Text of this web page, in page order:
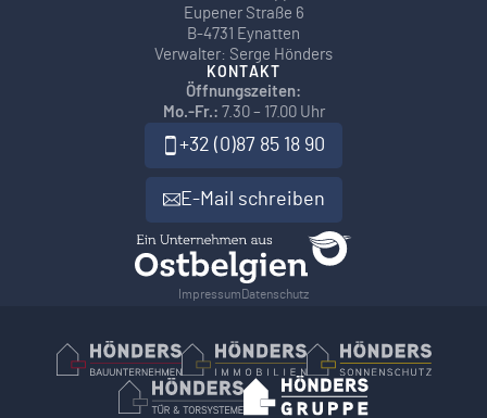
Eupener Straße 6
B-4731 Eynatten
Verwalter: Serge Hönders
KONTAKT
Öffnungszeiten:
Mo.-Fr.: 7.30 – 17.00 Uhr
+32 (0)87 85 18 90
E-Mail schreiben
Impressum Datenschutz
Hönders Bauunternehmen
Hoenders Immobilien
Hönders
Hönders Tür- und Torsysteme
Hoenders Gruppe